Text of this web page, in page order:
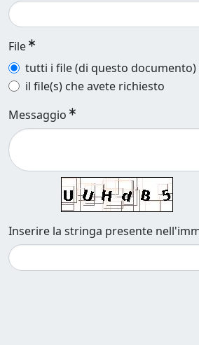
File
tutti i file (di questo
il file(s) che avete richiesto
Messaggio
Inserire la stringa presente